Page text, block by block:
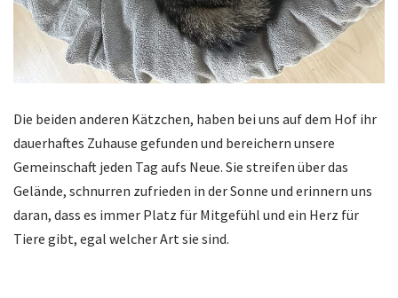
Die beiden anderen Kätzchen, haben bei uns auf dem Hof ihr
dauerhaftes Zuhause gefunden und bereichern unsere
Gemeinschaft jeden Tag aufs Neue. Sie streifen über das
Gelände, schnurren zufrieden in der Sonne und erinnern uns
daran, dass es immer Platz für Mitgefühl und ein Herz für
Tiere gibt, egal welcher Art sie sind.